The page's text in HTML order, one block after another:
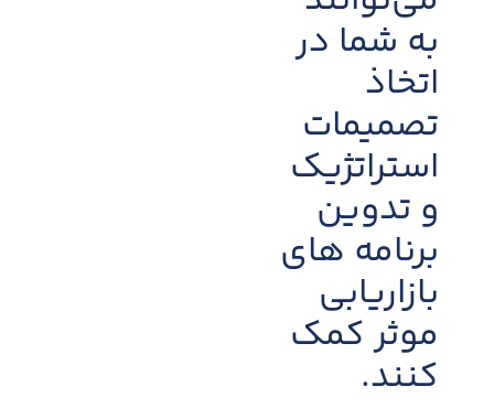
به شما در
اتخاذ
تصمیمات
استراتژیک
و تدوین
برنامه های
بازاریابی
موثر کمک
کنند.